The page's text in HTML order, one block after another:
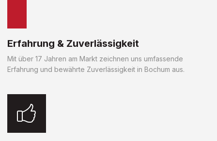
Erfahrung & Zuverlässigkeit
Mit über 17 Jahren am Markt zeichnen uns umfassende
Erfahrung und bewährte Zuverlässigkeit in Bochum aus.